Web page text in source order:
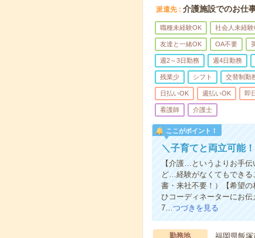
派遣先 介護施設でのお仕
職種未経験OK 社会人未経験
友達と一緒OK OA不要
週2～3日勤務 週4日勤務
残業少 シフト 交替制勤
日払いOK 週払いOK 即
看護師 介護士
ここがポイント！
＼子育てと両立可能
【介護…というよりお手
ど…経験がなくてもできる
書・来社不要！）【希望
ひコーディネーターにお
7…つづきを見る
勤務地 福岡県飯塚